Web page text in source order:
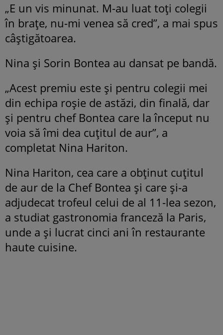
„E un vis minunat. M-au luat toți colegii
în brațe, nu-mi venea să cred”, a mai spus
câștigătoarea.
Nina și Sorin Bontea au dansat pe bandă.
„Acest premiu este și pentru colegii mei
din echipa roșie de astăzi, din finală, dar
și pentru chef Bontea care la început nu
voia să îmi dea cuțitul de aur”, a
completat Nina Hariton.
Nina Hariton, cea care a obținut cuțitul
de aur de la Chef Bontea și care și-a
adjudecat trofeul celui de al 11-lea sezon,
a studiat gastronomia franceză la Paris,
unde a și lucrat cinci ani în restaurante
haute cuisine.